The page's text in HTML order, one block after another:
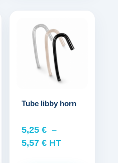
Tube libby horn
5,25€ –
5,57€Plage
HT
produit
plusieurs
variations.
options
être
choisies